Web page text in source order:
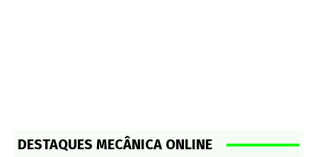
DESTAQUES MECÂNICA ONLINE